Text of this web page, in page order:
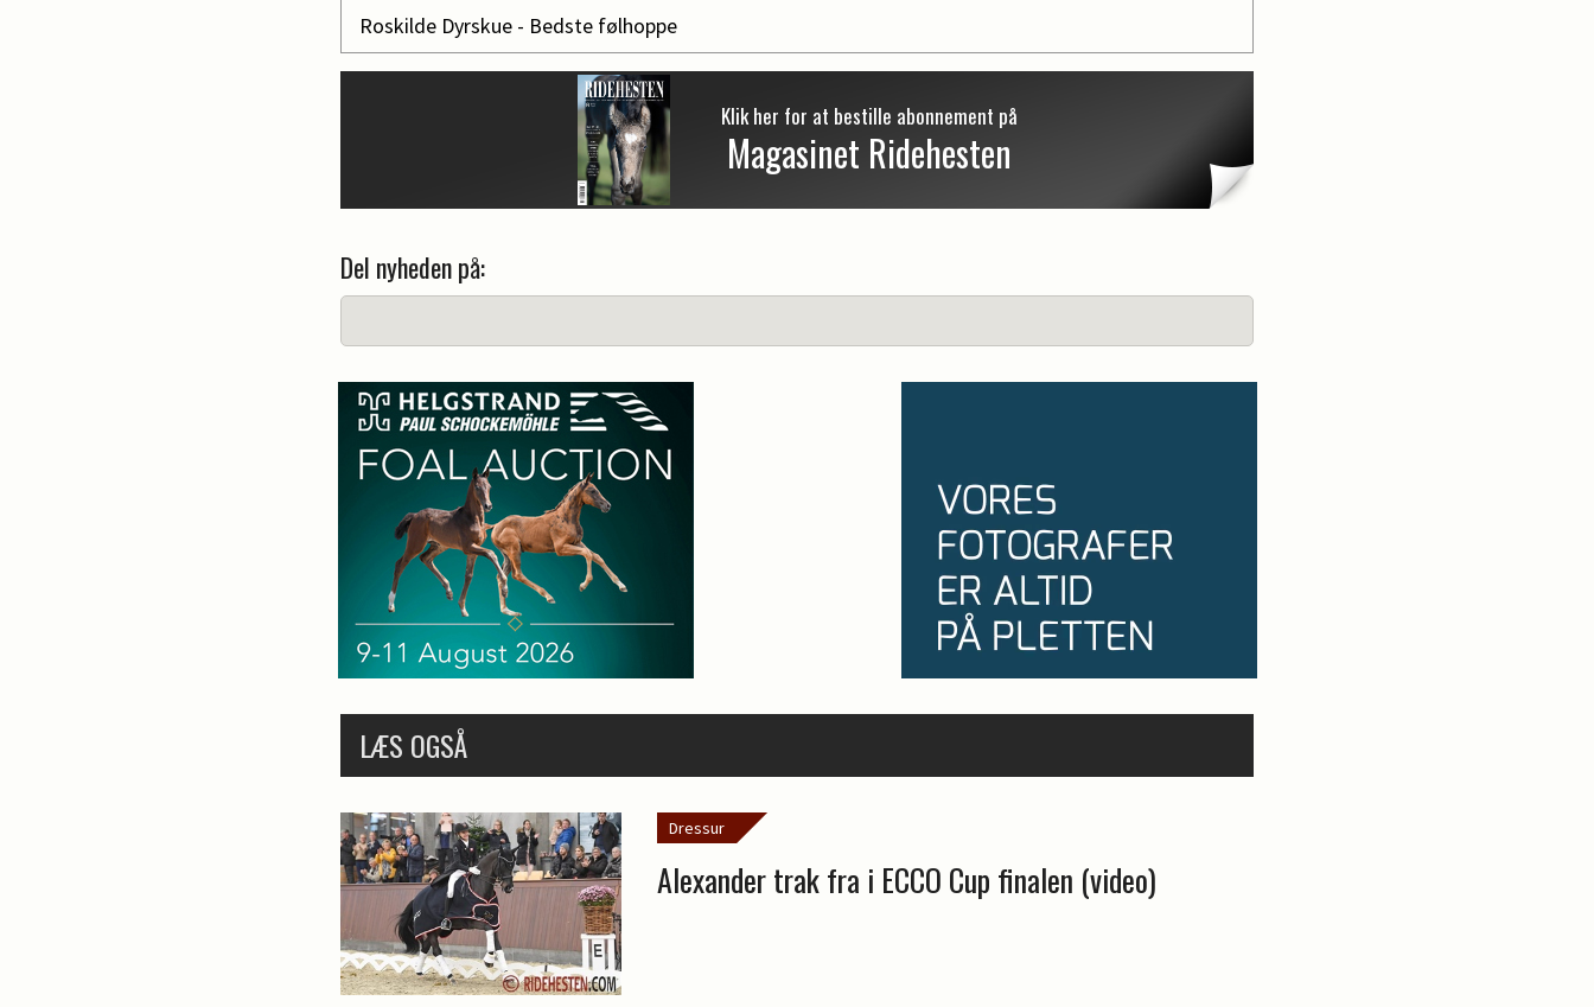
Roskilde Dyrskue - Bedste følhoppe
Klik her for at bestille abonnement på
Magasinet Ridehesten
Del nyheden på:
LÆS OGSÅ
Dressur
Alexander trak fra i ECCO Cup finalen (video)